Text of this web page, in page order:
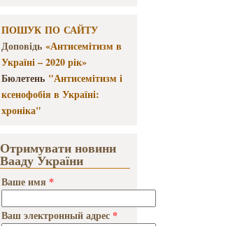
ПОШУК ПО САЙТУ
Доповідь «Антисемітизм в
Україні – 2020 рік»
Бюлетень "Антисемітизм і
ксенофобія в Україні:
хроніка"
Отримувати новини
Вааду України
Ваше имя *
Ваш электронный адрес *